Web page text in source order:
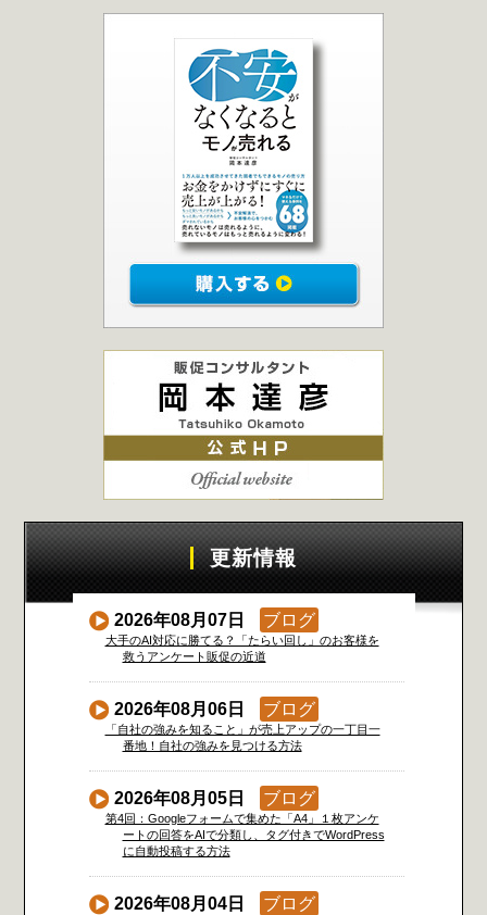
更新情報
2026年08月07日 ブログ
大手のAI対応に勝てる？「たらい回し」のお客様を
救うアンケート販促の近道
2026年08月06日 ブログ
「自社の強みを知ること」が売上アップの一丁目一
番地！自社の強みを見つける方法
2026年08月05日 ブログ
第4回：Googleフォームで集めた「A4」１枚アンケ
ートの回答をAIで分類し、タグ付きでWordPress
に自動投稿する方法
2026年08月04日 ブログ